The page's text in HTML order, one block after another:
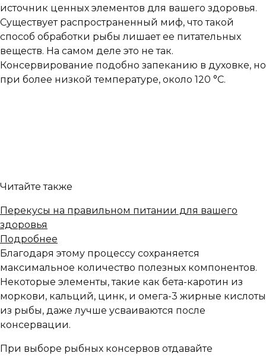
источник ценных элементов для вашего здоровья.
Существует распространенный миф, что такой
способ обработки рыбы лишает ее питательных
веществ. На самом деле это не так.
Консервирование подобно запеканию в духовке, но
при более низкой температуре, около 120 °C.
Читайте также
Перекусы на правильном питании для вашего
здоровья
Подробнее
Благодаря этому процессу сохраняется
максимальное количество полезных компонентов.
Некоторые элементы, такие как бета-каротин из
моркови, кальций, цинк, и омега-3 жирные кислоты
из рыбы, даже лучше усваиваются после
консервации.
При выборе рыбных консервов отдавайте